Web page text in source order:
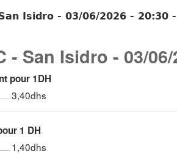
Isidro - 03/06/2026 - 20:30
- San Isidro - 03/
pour 1DH
3,40dhs
1 DH
1,40dhs